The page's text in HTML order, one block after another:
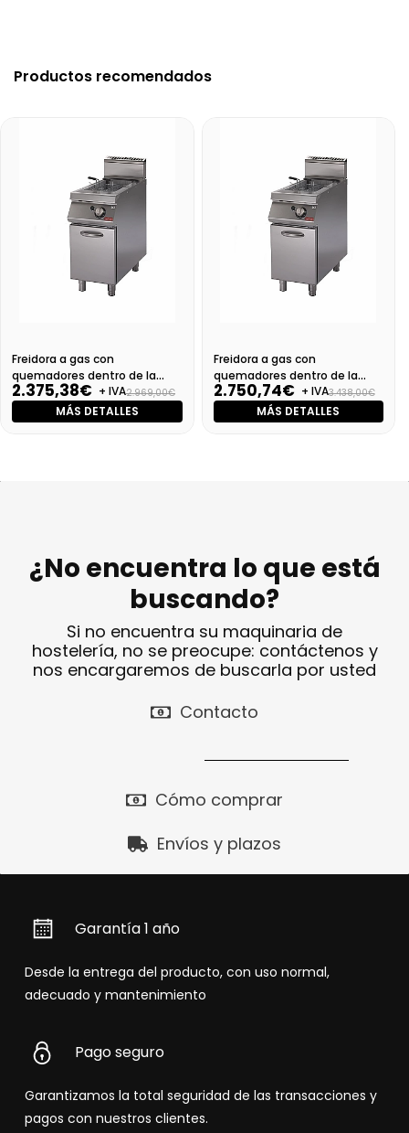
Productos recomendados
Freidora a gas con
quemadores dentro de la
cuba S.900 SV 94 FRGS 13 PW
2.375,38€ + IVA2.969,00€
MÁS DETALLES
Freidora a gas con
quemadores dentro de la
cuba S.900 SV 94 FRGS22 PW
2.750,74€ + IVA3.438,00€
MÁS DETALLES
¿No encuentra lo que está
buscando?
Si no encuentra su maquinaria de
hostelería, no se preocupe: contáctenos y
nos encargaremos de buscarla por usted
Contacto
Cómo comprar
Envíos y plazos
Garantía 1 año
Desde la entrega del producto, con uso normal,
adecuado y mantenimiento
Pago seguro
Garantizamos la total seguridad de las transacciones y
pagos con nuestros clientes.